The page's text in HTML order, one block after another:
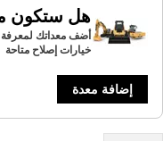
هل ستكون
أضف معداتك لمعرفة ما
خيارات إصلاح متاحة
إضافة معدة